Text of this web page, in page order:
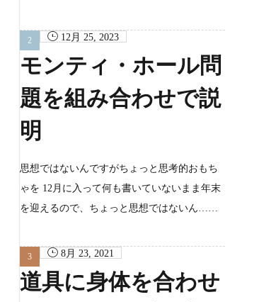
12月 25, 2023
モンティ・ホール問
題を組み合わせで説
明
思想ではないんですがちょっと思考的おもち
ゃを 12月に入って何も書いていないまま年末
を迎えるので、ちょっと思想ではないん……
8月 23, 2021
道具に身体を合わせ